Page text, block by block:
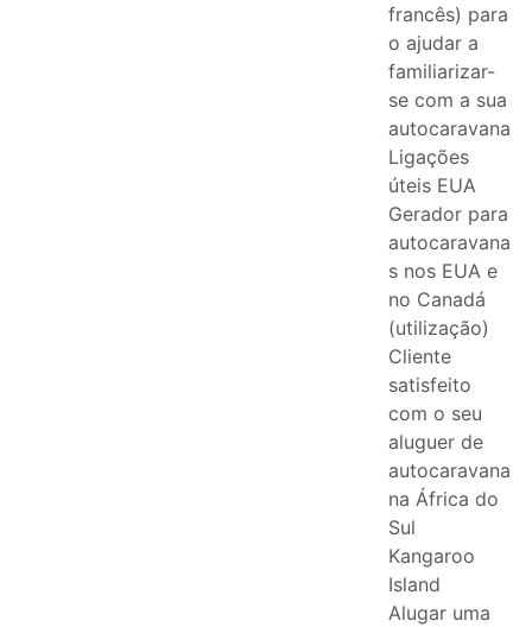
francês) para
o ajudar a
familiarizar-
se com a sua
autocaravana
Ligações
úteis EUA
Gerador para
autocaravana
s nos EUA e
no Canadá
(utilização)
Cliente
satisfeito
com o seu
aluguer de
autocaravana
na África do
Sul
Kangaroo
Island
Alugar uma